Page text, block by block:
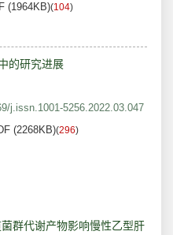
(1964KB)(104)
的研究进展
j.issn.1001-5256.2022.03.047
(2268KB)(296)
群代谢产物影响慢性乙型肝